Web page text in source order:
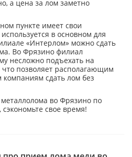
а цена за лом заметно
пункте имеет свои
в основном для
«Интерлом» можно сдать
Во Фрязино филиал
несложно подъехать на
позволяет располагающим
сдать лом без
во Фрязино по
свое время!